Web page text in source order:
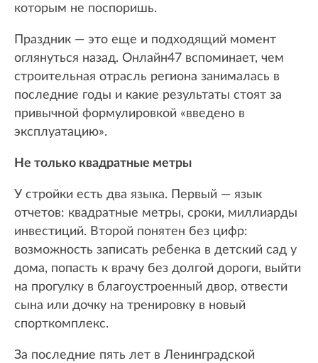
которым не поспоришь.
Праздник — это еще и подходящий момент
оглянуться назад. Онлайн47 вспоминает, чем
строительная отрасль региона занималась в
последние годы и какие результаты стоят за
привычной формулировкой «введено в
эксплуатацию».
Не только квадратные метры
У стройки есть два языка. Первый — язык
отчетов: квадратные метры, сроки, миллиарды
инвестиций. Второй понятен без цифр:
возможность записать ребенка в детский сад у
дома, попасть к врачу без долгой дороги, выйти
на прогулку в благоустроенный двор, отвести
сына или дочку на тренировку в новый
спорткомплекс.
За последние пять лет в Ленинградской